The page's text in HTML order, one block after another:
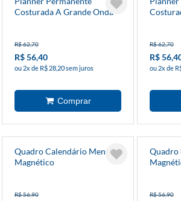
Costurada A Grande Onda
R$ 62,70
R$ 56,40
ou 2x de R$ 28,20 sem juros
R$ 62,70
R$
ou 2x de
Quadro Calendário Mensal
Magnético
R$ 56,90
Quadro
R$ 56,90